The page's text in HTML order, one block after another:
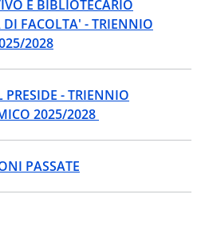
E BIBLIOTECARIO
FACOLTA' - TRIENNIO
2028
PRESIDE - TRIENNIO
2025/2028
PASSATE